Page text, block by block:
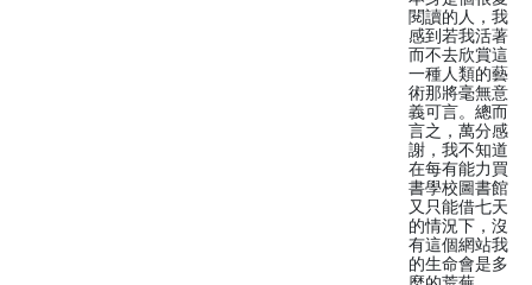
閱讀的人，我
感到若我活著
而不去欣賞這
一種人類的藝
術那將毫無意
義可言。總而
言之，萬分感
謝，我不知道
在每有能力買
書學校圖書館
又只能借七天
的情況下，沒
有這個網站我
的生命會是多